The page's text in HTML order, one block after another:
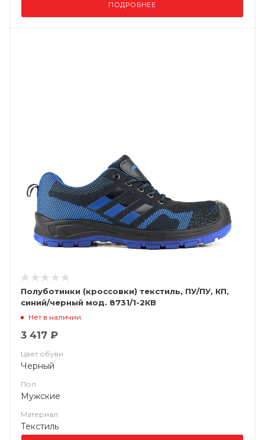
ПОДРОБНЕЕ
Полуботинки (кроссовки) текстиль, ПУ/ПУ, КП,
синий/черный мод. 8731/1-2КВ
Нет в наличии
3 417 ₽
Цвет обуви
Черный
Пол
Мужские
Материал
Текстиль